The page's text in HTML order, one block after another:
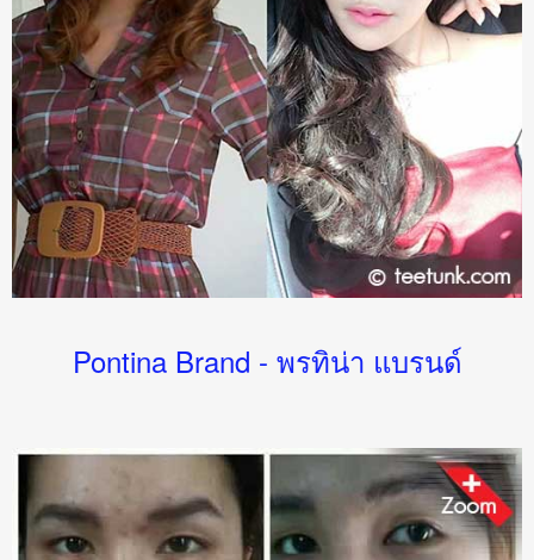
Pontina Brand - พรทิน่า แบรนด์